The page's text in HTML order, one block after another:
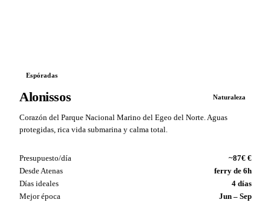
Espóradas
Alonissos Naturaleza
Corazón del Parque Nacional Marino del Egeo del Norte. Aguas
protegidas, rica vida submarina y calma total.
Presupuesto/día
~87€ €
Desde Atenas
ferry de 6h
Días ideales
4 días
Mejor época
Jun – Sep